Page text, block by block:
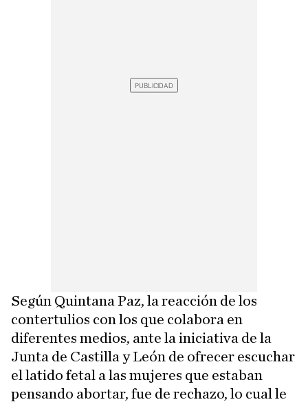
Según Quintana Paz, la reacción de los
contertulios con los que colabora en
diferentes medios, ante la iniciativa de la
Junta de Castilla y León de ofrecer escuchar
el latido fetal a las mujeres que estaban
pensando abortar, fue de rechazo, lo cual le